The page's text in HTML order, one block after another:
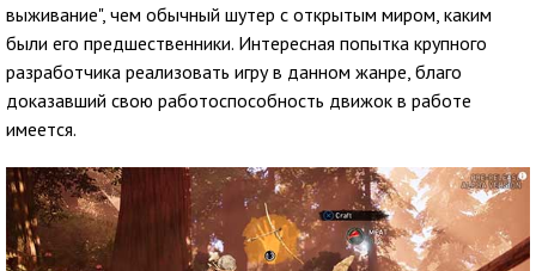
выживание", чем обычный шутер с открытым миром, каким
были его предшественники. Интересная попытка крупного
разработчика реализовать игру в данном жанре, благо
доказавший свою работоспособность движок в работе
имеется.